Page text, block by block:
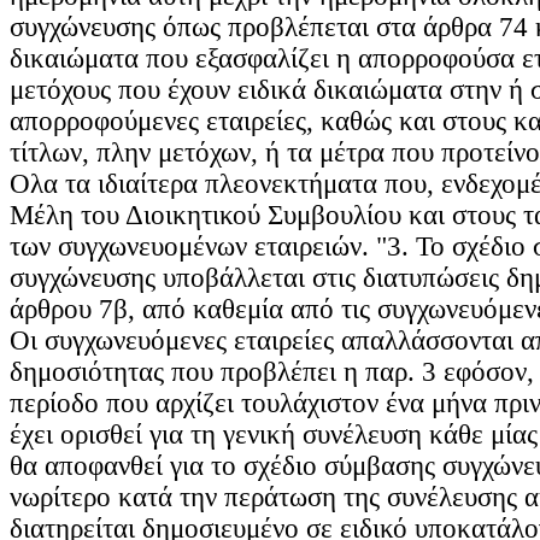
συγχώνευσης όπως προβλέπεται στα άρθρα 74
δικαιώματα που εξασφαλίζει η απορροφούσα
μετόχους που έχουν ειδικά δικαιώματα στην ή
απορροφούμενες εταιρείες, καθώς και στους
τίτλων, πλην μετόχων, ή τα μέτρα που
Ολα τα ιδιαίτερα πλεονεκτήματα που,
Μέλη του Διοικητικού Συμβουλίου και στους
των συγχωνευομένων εταιρειών. "3. Το σχέδιο
συγχώνευσης υποβάλλεται στις διατυπώσεις
άρθρου 7β, από καθεμία από τις
Οι συγχωνευόμενες εταιρείες απαλλάσσονται
δημοσιότητας που προβλέπει η παρ. 3 εφόσον,
περίοδο που αρχίζει τουλάχιστον ένα μήνα
έχει ορισθεί για τη γενική συνέλευση κάθε
θα αποφανθεί για το σχέδιο σύμβασης
νωρίτερο κατά την περάτωση της συνέλευσης
διατηρείται δημοσιευμένο σε ειδικό